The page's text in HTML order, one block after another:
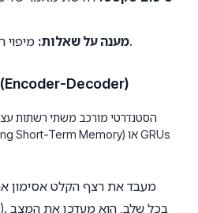
מענה על שאלות:מיפוי רצף שאלות לרצף תשובות.
מנגנון המקודד-מפענח (Encoder-Decoder)